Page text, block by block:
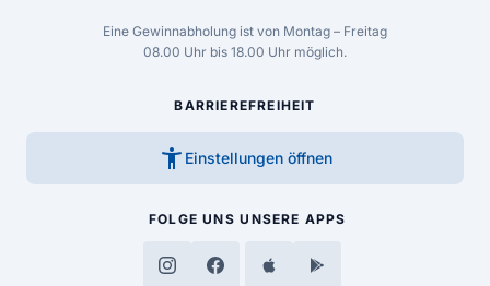
Eine Gewinnabholung ist von Montag – Freitag
08.00 Uhr bis 18.00 Uhr möglich.
BARRIEREFREIHEIT
accessibility_new Einstellungen öffnen
FOLGE UNS UNSERE APPS